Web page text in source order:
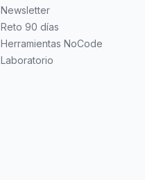
Newsletter
Reto 90 días
Herramientas NoCode
Laboratorio